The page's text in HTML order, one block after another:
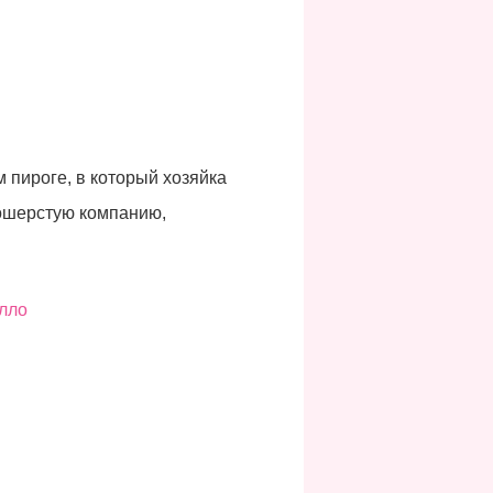
в который хозяйка
компанию,